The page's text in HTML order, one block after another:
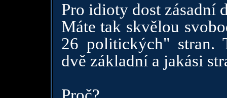
Pro idioty dost zásadní
Máte tak skvělou
26 politických" stran.
dvě základní a jakási